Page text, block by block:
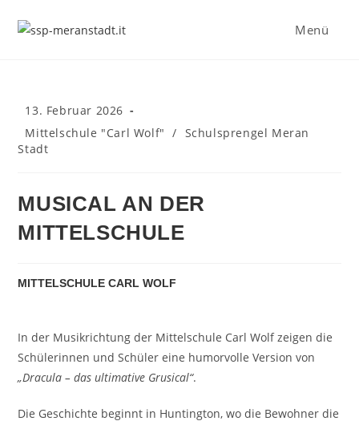
Inhalt
Menü
Beitrag
13. Februar 2026
Beitrags-
Kategorie:
Mittelschule "Carl Wolf" / Schulsprengel Meran
Stadt
MUSICAL AN DER
MITTELSCHULE
MITTELSCHULE CARL WOLF
In der Musikrichtung der Mittelschule Carl Wolf zeigen die
Schülerinnen und Schüler eine humorvolle Version von
„Dracula – das ultimative Grusical“.
Die Geschichte beginnt in Huntington, wo die Bewohner die